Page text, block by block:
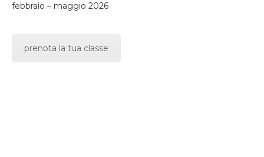
febbraio – maggio 2026
prenota la tua classe